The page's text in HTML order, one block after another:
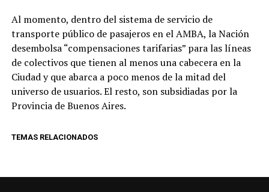
Al momento, dentro del sistema de servicio de
transporte público de pasajeros en el AMBA, la Nación
desembolsa “compensaciones tarifarias” para las líneas
de colectivos que tienen al menos una cabecera en la
Ciudad y que abarca a poco menos de la mitad del
universo de usuarios. El resto, son subsidiadas por la
Provincia de Buenos Aires.
TEMAS RELACIONADOS